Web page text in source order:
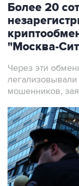
Более 20
"Москва-
Через эти
мошенников,